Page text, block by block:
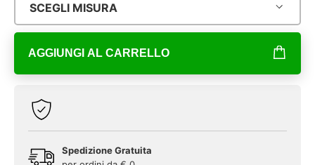
SCEGLI MISURA
AGGIUNGI AL CARRELLO
Spedizione Gratuita